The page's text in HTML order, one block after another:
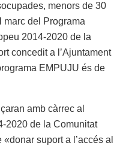
menors de 30
marc del Programa
2014-2020 de la
concedit a l’Ajuntament
EMPUJU és de
amb càrrec al
2020 de la Comunitat
suport a l’accés al